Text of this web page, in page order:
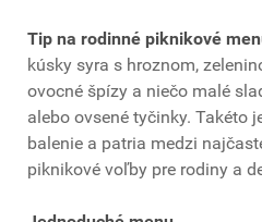
Tip na rodinné piknikové
kúsky syra s hroznom,
ovocné špízy a niečo malé
alebo ovsené tyčinky. Takéto
balenie a patria medzi
piknikové voľby pre rodiny a